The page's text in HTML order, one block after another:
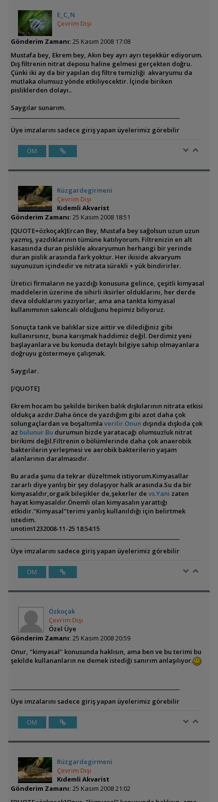
E_C_N
Çevrim Dışı
Gönderim Zamanı: 25 Kasım 2008 17:08
Mustafa bey, Ekrem bey, Akın bey ayrı ayrı teşekkür ediyorum.
Dış filtrenin nitrat deposu haline gelmesi gerçekten doğru.
Çünki iki ay da bir yapılan dış filtre temizliği akvaryumu da
mutlaka olumsuz yönde etkiliyecektir. İçinde biriken
pisliklerden dolayı..
Saygılar sunarım.
Üye imzalarını sadece giriş yapan üyelerimiz görebilir
ÖM
Rüzgardegirmeni
Çevrim Dışı
Kıdemli Akvarist
Gönderim Zamanı: 25 Kasım 2008 18:51
[QUOTE=özkoçak]Ercan Bey, Mustafa bey sağolsun uzun uzun
yazmış, yazdıklarının tümüne katılıyorum. Filtrenizin en alt
kasasında duran pislikle akvaryumun herhangi bir yerinde
duran pislik arasında fark yoktur. Her ikiside akvaryum
suyunuzun içindedir ve nitrata sürekli + yük bindirirler.
Üretici firmaların ne yazdığı konusuna gelince, çeşitli kimyasal
maddelerin üzerine de sihirli iksirler olduklarını, her derde
deva olduklarını yazıyorlar, ama ana tankta kimyasal
kullanımının sakıncalı olduğunu hepimiz biliyoruz.
Sonuçta tank ve balıklar size aittir ve dilediğiniz gibi
kullanırsınız, buna karışmak haddimiz değil. Derdimiz yeni
başlayanlara ve bu konuda detaylı bilgiye sahip olmayanlara
doğruyu göstermeye çalışmak.
Saygılar.
[/QUOTE]
Ekrem hocam bu şekilde biriken balık dışkılarının nitrata etkisi
oldukça azdır.Daha önce de yazdığım gibi azot daha çok
solungaçlardan ve boşaltımla verilir.Onun dışında dışkıda çok
az bulunur.Bu durumun bizde yaratacağı olumsuzluk nitrat
birikimi değil.Filtrenin o bölümlerinde daha çok anaerobik
bakterilerin yerleşmesi ve aerobik bakterilerin yaşam
alanlarının daralmasıdır.
Bu arada şunu da tekrar düzeltmek istiyorum.Kimyasallar
zararlı diye yanlış bir şey dolaşıyor halk arasında.Su da bir
kimyasaldır,orgaik bileşikler de,şekerler de vs.Yani zaten
hayat kimyasaldır.Önemli olan kimyasalın yarattığı
etkidir."Kimyasal"terimi yanlış kullanıldığı için belirtmek
istedim.
unotim1232008-11-25 18:54:15
Üye imzalarını sadece giriş yapan üyelerimiz görebilir
ÖM
Özkoçak
Çevrim Dışı
Özel Üye
Gönderim Zamanı: 25 Kasım 2008 20:59
Onur, "kimyasal" konusunda haklısın, ama ben ve bu terimi bu
şekilde kullananların ne demek istediği sanırım anlaşılıyor.
Üye imzalarını sadece giriş yapan üyelerimiz görebilir
ÖM
Rüzgardegirmeni
Çevrim Dışı
Kıdemli Akvarist
Gönderim Zamanı: 25 Kasım 2008 21:02